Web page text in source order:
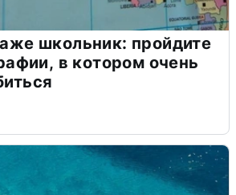
школьник: пройдите
в котором очень